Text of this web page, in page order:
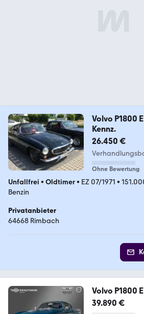
Volvo P1800
Kennz.
26.450 €
Ohne Bewertung
Unfallfrei • Oldtimer• EZ 07/1971 •
Benzin
Privatanbieter
64668 Rimbach
Volvo P1800 E
39.890 €